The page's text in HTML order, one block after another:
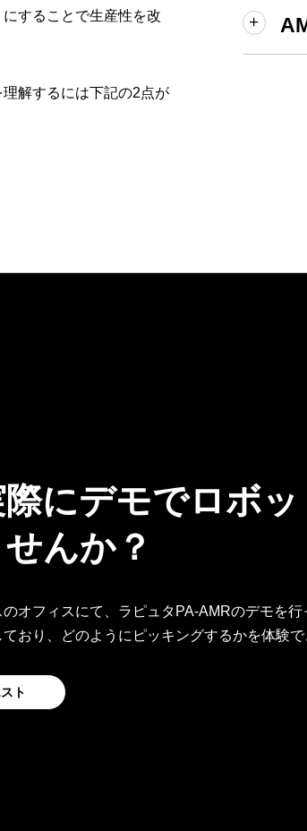
することで生産性を改
解するには下記の2点が
際にデモでロボ
んか？
オフィスにて、ラピュタPA-AMRのデモを行
おり、どのようにピッキングするかを体験で
ト